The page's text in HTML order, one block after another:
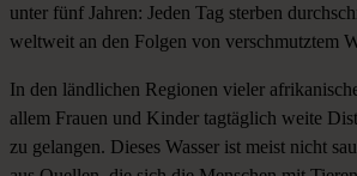
unter fünf Jahren: Jeden Tag sterben
weltweit an den Folgen von verschmutztem
In den ländlichen Regionen vieler
allem Frauen und Kinder tagtäglich weite
zu gelangen. Dieses Wasser ist meist nicht